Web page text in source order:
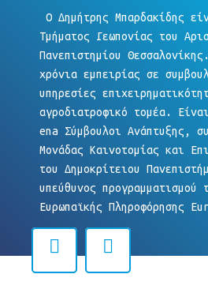
O Δημήτρης Μπαρδακίδης είναι απόφοιτος του
Τμήματος Γεωπονίας του
Πανεπιστημίου
χρόνια εμπειρίας σε
υπηρεσίες
αγροδιατροφικό τομέα.
ena Σύμβουλοι Ανάπτυξης,
Μονάδας Καινοτομίας και
του Δημοκρίτειου
υπεύθυνος προγραμματισμού
Ευρωπαϊκής Πληροφόρησης